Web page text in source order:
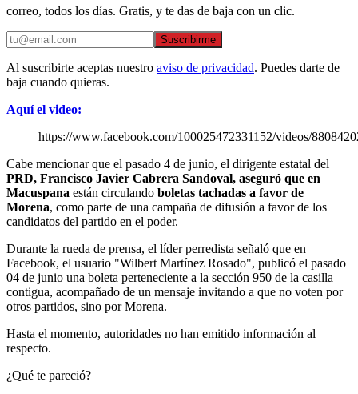
correo, todos los días. Gratis, y te das de baja con un clic.
Suscribirme
Al suscribirte aceptas nuestro aviso de privacidad. Puedes darte de
baja cuando quieras.
Aquí el video:
https://www.facebook.com/100025472331152/videos/
Cabe mencionar que el pasado 4 de junio, el dirigente estatal del
PRD, Francisco Javier Cabrera Sandoval, aseguró que en
Macuspana están circulando boletas tachadas a favor de
Morena, como parte de una campaña de difusión a favor de los
candidatos del partido en el poder.
Durante la rueda de prensa, el líder perredista señaló que en
Facebook, el usuario "Wilbert Martínez Rosado", publicó el pasado
04 de junio una boleta perteneciente a la sección 950 de la casilla
contigua, acompañado de un mensaje invitando a que no voten por
otros partidos, sino por Morena.
Hasta el momento, autoridades no han emitido información al
respecto.
¿Qué te pareció?